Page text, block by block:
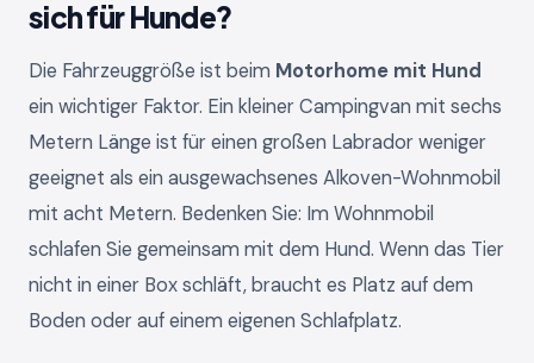
sich für Hunde?
Die Fahrzeuggröße ist beim Motorhome mit Hund
ein wichtiger Faktor. Ein kleiner Campingvan mit sechs
Metern Länge ist für einen großen Labrador weniger
geeignet als ein ausgewachsenes Alkoven-Wohnmobil
mit acht Metern. Bedenken Sie: Im Wohnmobil
schlafen Sie gemeinsam mit dem Hund. Wenn das Tier
nicht in einer Box schläft, braucht es Platz auf dem
Boden oder auf einem eigenen Schlafplatz.